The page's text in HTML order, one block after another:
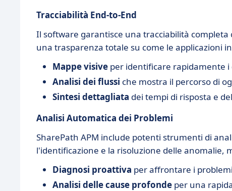
Tracciabilità End-to-End
Il software garantisce una tracciabilità
una trasparenza totale su come le applicazioni
Mappe visive per identificare rapidamente i
Analisi dei flussi che mostra il percorso di
Sintesi dettagliata dei tempi di risposta e
Analisi Automatica dei Problemi
SharePath APM include potenti strumenti di
l'identificazione e la risoluzione delle anomalie,
Diagnosi proattiva per affrontare i
Analisi delle cause profonde per una